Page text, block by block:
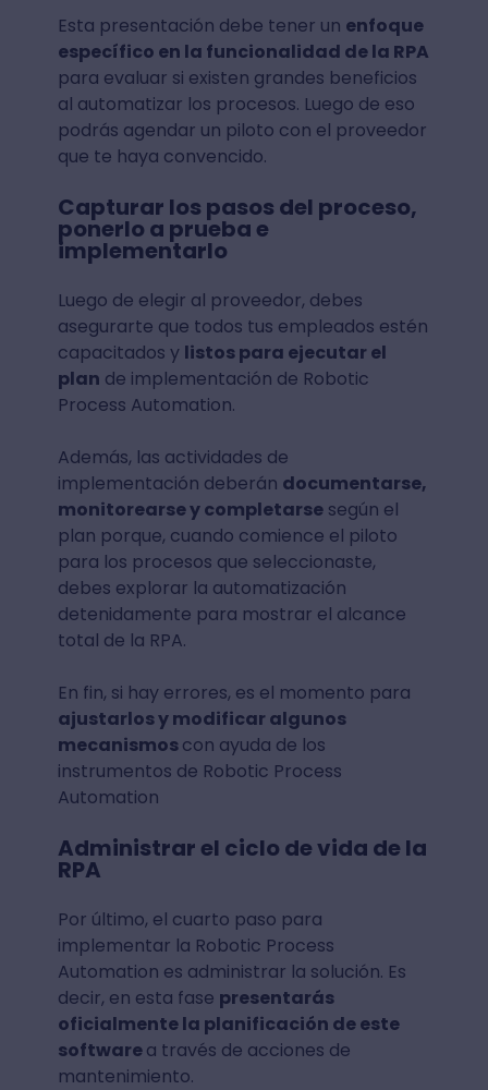
Esta presentación debe tener un enfoque
específico en la funcionalidad de la RPA
para evaluar si existen grandes beneficios
al automatizar los procesos. Luego de eso
podrás agendar un piloto con el proveedor
que te haya convencido.
Capturar los pasos del proceso,
ponerlo a prueba e
implementarlo
Luego de elegir al proveedor, debes
asegurarte que todos tus empleados estén
capacitados y listos para ejecutar el
plan de implementación de Robotic
Process Automation.
Además, las actividades de
implementación deberán documentarse,
monitorearse y completarsesegún el
plan porque, cuando comience el piloto
para los procesos que seleccionaste,
debes explorar la automatización
detenidamente para mostrar el alcance
total de la RPA.
En fin, si hay errores, es el momento para
ajustarlos y modificar algunos
mecanismoscon ayuda de los
instrumentos de Robotic Process
Automation
Administrar el ciclo de vida de la
RPA
Por último, el cuarto paso para
implementar la Robotic Process
Automation es administrar la solución. Es
decir, en esta fase presentarás
oficialmente la planificación de este
softwarea través de acciones de
mantenimiento.